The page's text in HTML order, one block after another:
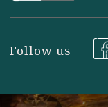
Vietnam